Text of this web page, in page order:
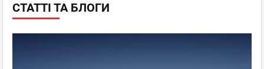
СТАТТІ ТА БЛОГИ